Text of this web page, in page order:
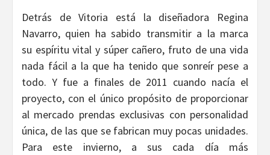
Detrás de Vitoria está la diseñadora Regina
Navarro, quien ha sabido transmitir a la marca
su espíritu vital y súper cañero, fruto de una vida
nada fácil a la que ha tenido que sonreír pese a
todo. Y fue a finales de 2011 cuando nacía el
proyecto, con el único propósito de proporcionar
al mercado prendas exclusivas con personalidad
única, de las que se fabrican muy pocas unidades.
Para este invierno, a sus cada día más